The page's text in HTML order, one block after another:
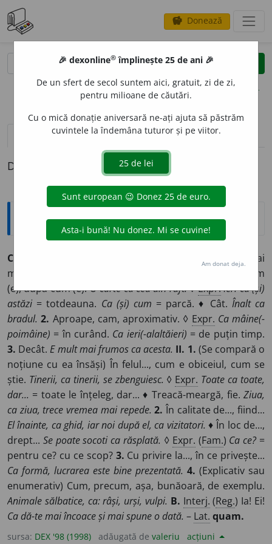
savings Donează
clear
opțiuni
definiții (1) pronunțievolume_up (50)
Definiția cu ID-ul 5873:
Explicative DEX
CA
(Se compară două sau mai
multe lucruri, ființe, situații)
La fel cu, cum (e), precum
(e), după cum (e).O carte ca cea din raft.◊Expr. Ieri ca (și)
astăzi = totdeauna. Ca (și) cum = parcă. ♦ Cât. Înalt ca
bradul. 2. Aproape, cam, aproximativ. ◊ Expr. Ca mâine(-
poimâine) = în curând. Ca ieri(-alaltăieri) = de puțin timp.
3. Decât.E mult mai frumos ca acesta. II. 1. (Se compară o
noțiune cu ea însăși) În felul..., cum e obiceiul, cum se
știe. Tinerii, ca tinerii, se zbenguiesc. ◊ Expr. Toate ca toate,
dar... = toate le înțeleg, dar... ♦ Treacă-meargă, fie. Ziua,
ca ziua, trece vremea mai repede. 2. În calitate de..., fiind...
El înainte, ca ghid, iar noi după el, ca vizitatori. ♦ În loc de...,
drept... Se poate socoti ca răsplată. ◊ Expr. (Fam.) Ca ce? =
pentru ce? cu ce scop? 3. Cu privire la..., în ce privește...
Ca formă, lucrarea este bine prezentată. 4. (Explicativ sau
enumerativ) Cum, precum, așa, bunăoară, de exemplu.
Animale sălbatice, ca: râși, urși, vulpi. B. Interj. (Reg.) Ia! Ei!
Ca dă-te mai încoace și mai spune o dată. – Lat. quam.
sursa: DEX '98 (1998) adăugată de valeriu acțiuni
🎉 dexonline® împlinește 25 de ani 🎉
De un sfert de secol suntem aici, gratuit, zi de zi,
pentru milioane de căutări.
Cu o mică donație aniversară ne-ați ajuta să păstrăm
cuvintele la îndemâna tuturor și pe viitor.
Am donat deja.